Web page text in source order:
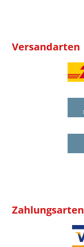
Versandarten
Zahlungsarten